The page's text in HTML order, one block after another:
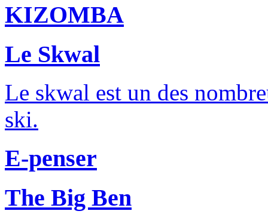
KIZOMBA
Le Skwal
Le skwal est un des
ski.
E-penser
The Big Ben